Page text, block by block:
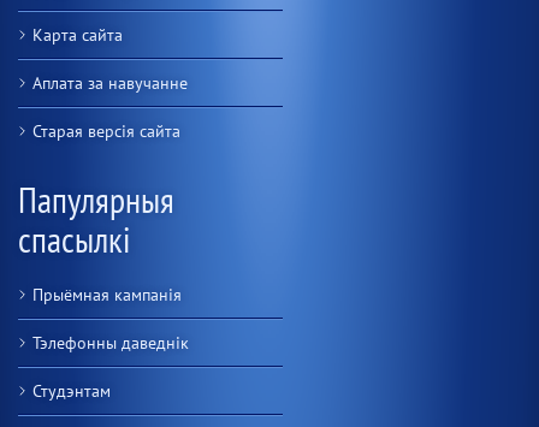
Карта сайта
Аплата за навучанне
Старая версiя сайта
Папулярныя
спасылкі
Прыёмная кампанія
Тэлефонны даведнік
Студэнтам